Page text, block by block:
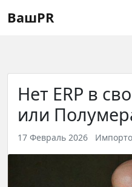
Регистрация
ВашPR
Нет ERP в
или
17 Февраль 2026